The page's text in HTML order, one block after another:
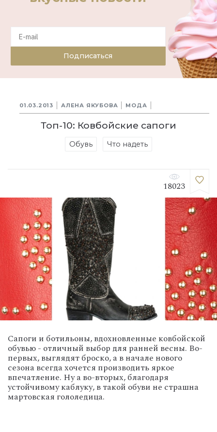
Подписаться
01.03.2013 АЛЕНА ЯКУБОВА МОДА
Топ-10: Ковбойские сапоги
Обувь Что надеть
18023
Сапоги и ботильоны, вдохновленные ковбойской
обувью - отличный выбор для ранней весны. Во-
первых, выглядят броско, а в начале нового
сезона всегда хочется производить яркое
впечатление. Ну а во-вторых, благодаря
устойчивому каблуку, в такой обуви не страшна
мартовская гололедица.